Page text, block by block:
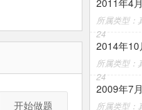
开始做题
2011年4
所属类型：
24
2014年10
所属类型：
24
2009年7
所属类型：